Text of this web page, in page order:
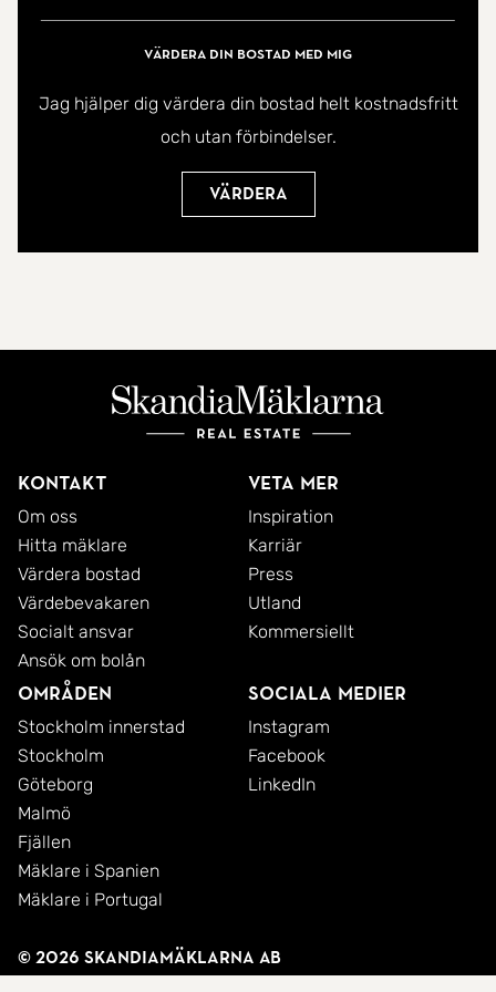
fritidsintresserade. Ett välskött hem med goda
förutsättningar för dig som söker ett bekvämt
Välkommen!
Värdera din bostad med mig
Jag hjälper dig värdera din bostad helt kostnadsfritt
och utan förbindelser.
Värdera
Kontakt
Om oss
Hitta mäklare
Värdera bostad
Värdebevakaren
Socialt ansvar
Ansök om bolån
Veta mer
Inspiration
Karriär
Press
Utland
Kommersiellt
Områden
Stockholm innerstad
Stockholm
Göteborg
Malmö
Fjällen
Mäklare i Spanien
Mäklare i Portugal
Sociala medier
Instagram
Facebook
LinkedIn
© 2026 SkandiaMäklarna AB